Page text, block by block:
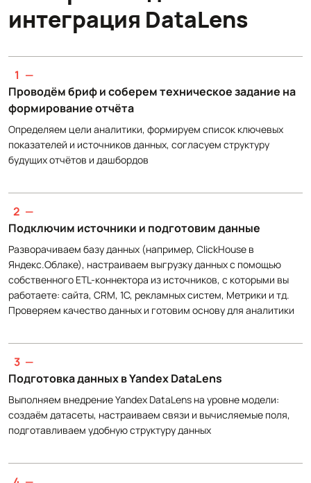
интеграция DataLens
1 —
Проводём бриф и соберем техническое задание на
формирование отчёта
Определяем цели аналитики, формируем список ключевых
показателей и источников данных, согласуем структуру
будущих отчётов и дашбордов
2 —
Подключим источники и подготовим данные
Разворачиваем базу данных (например, ClickHouse в
Яндекс.Облаке), настраиваем выгрузку данных с помощью
собственного ETL-коннектора из источников, с которыми вы
работаете: сайта, CRM, 1С, рекламных систем, Метрики и тд.
Проверяем качество данных и готовим основу для аналитики
3 —
Подготовка данных в Yandex DataLens
Выполняем внедрение Yandex DataLens на уровне модели:
создаём датасеты, настраиваем связи и вычисляемые поля,
подготавливаем удобную структуру данных